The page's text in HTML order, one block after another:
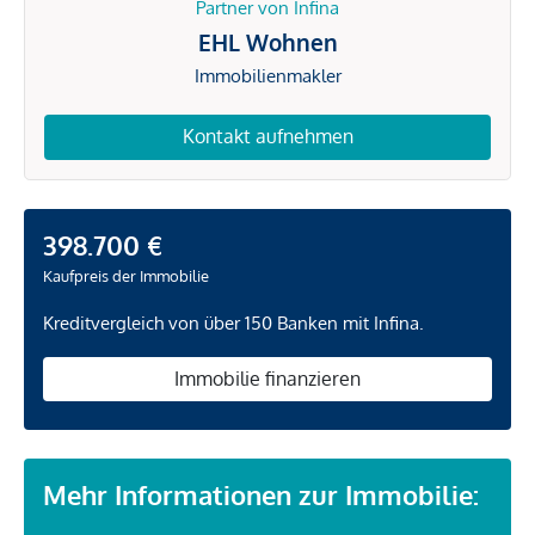
Partner von Infina
EHL Wohnen
Immobilienmakler
Kontakt aufnehmen
398.700 €
Kaufpreis der Immobilie
Kreditvergleich von über 150 Banken mit Infina.
Immobilie finanzieren
Mehr Informationen zur Immobilie: